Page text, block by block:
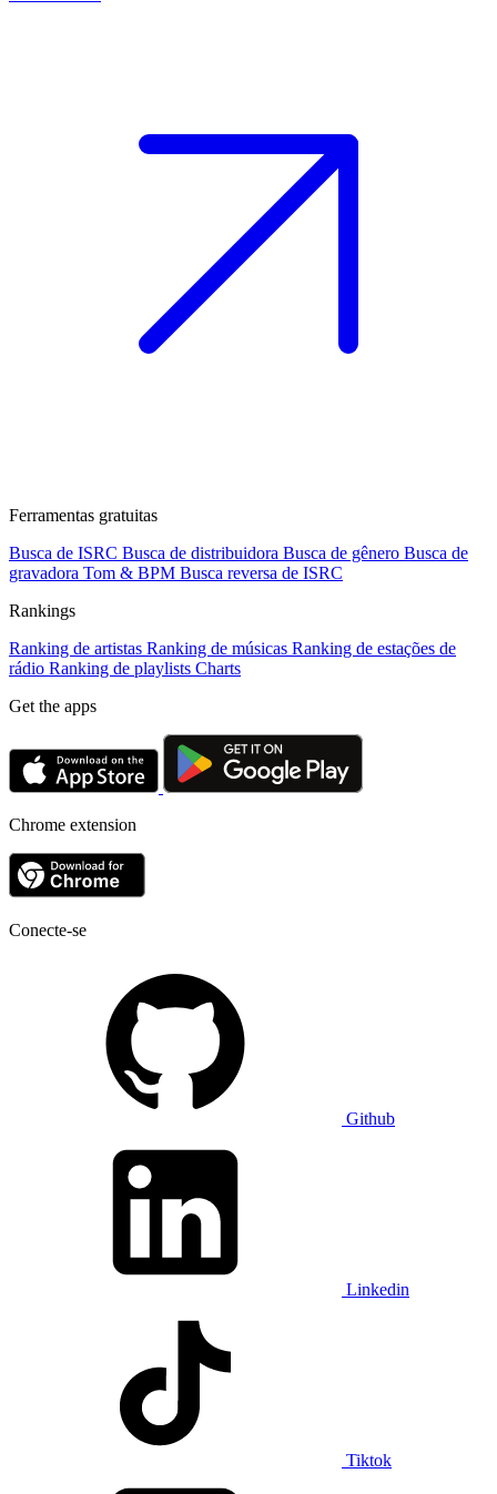
Ferramentas gratuitas
Busca de ISRC Busca de distribuidora Busca de gênero Busca de
gravadora Tom & BPM Busca reversa de ISRC
Rankings
Ranking de artistas Ranking de músicas Ranking de estações de
rádio Ranking de playlists Charts
Get the apps
Chrome extension
Conecte-se
Github
Linkedin
Tiktok